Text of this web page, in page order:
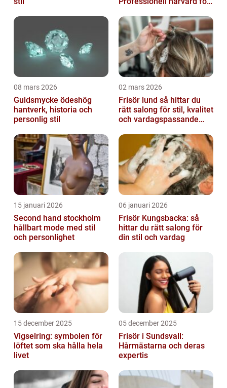
08 mars 2026
Guldsmycke ödeshög
hantverk, historia och
personlig stil
02 mars 2026
Frisör lund så hittar du
rätt salong för stil, kvalitet
och vardagspassande
15 januari 2026
Second hand stockholm
hållbart mode med stil
och personlighet
06 januari 2026
Frisör Kungsbacka: så
hittar du rätt salong för
din stil och vardag
15 december 2025
Vigselring: symbolen för
löftet som ska hålla hela
livet
05 december 2025
Frisör i Sundsvall:
Hårmästarna och deras
expertis